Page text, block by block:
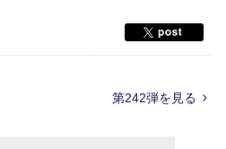
第242弾を見る